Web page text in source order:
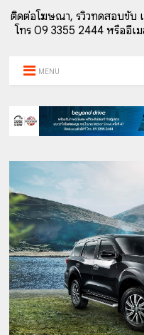
ติดต่อโฆษณา, รีวิวทดสอบขับ
โทร 09 3355 2444 หรืออี
MENU